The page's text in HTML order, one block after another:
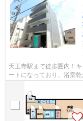
天王寺駅まで徒歩圏内！キュ
ートになっており、浴室